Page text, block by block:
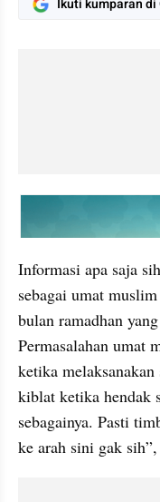
Ikuti kumparan di
Informasi apa saja
sebagai umat
bulan ramadhan
Permasalahan umat
ketika
kiblat ketika hendak
sebagainya. Pasti
ke arah sini gak